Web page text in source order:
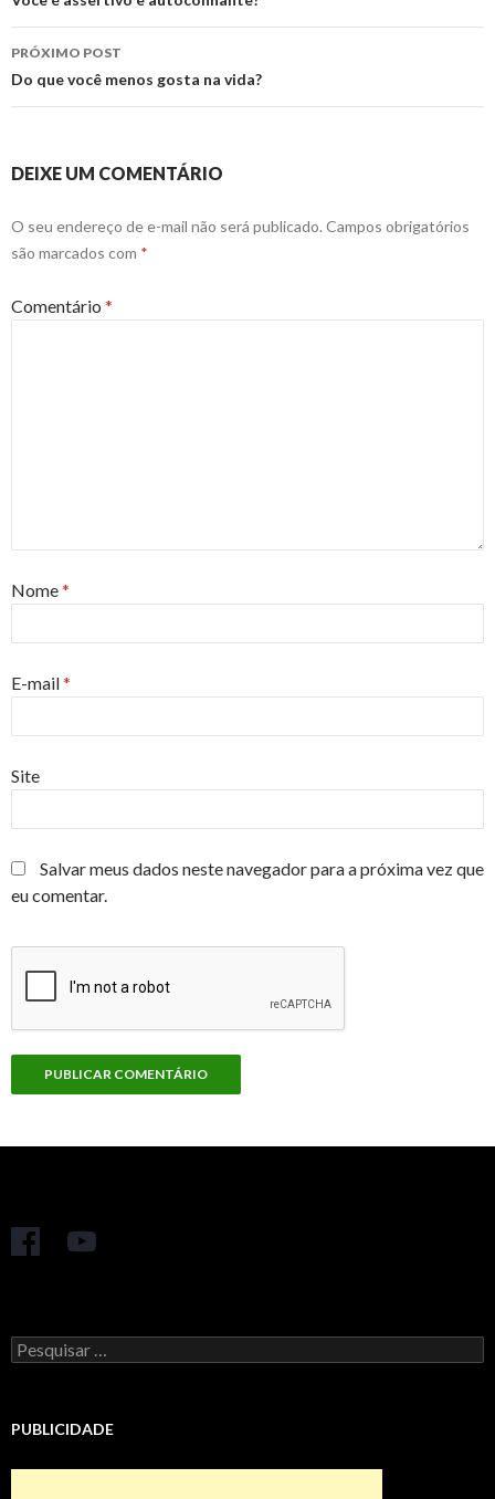
posts
PRÓXIMO POST
Do que você menos gosta na vida?
DEIXE UM COMENTÁRIO
O seu endereço de e-mail não será publicado. Campos obrigatórios
são marcados com *
Comentário *
Nome*
E-mail*
Site
Salvar meus dados neste navegador para a próxima vez que
eu comentar.
Pesquisar
por:
PUBLICIDADE